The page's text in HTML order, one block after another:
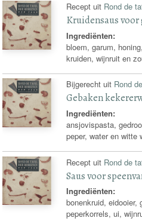
Recept uit Rond de
Kruidensaus voor
Ingrediënten:
bloem, garum,
kruiden, wijnruit en
Bijgerecht uit Rond
Gebaken
Ingrediënten:
ansjovispasta,
peper, water en witte
Recept uit Rond de
Saus voor
Ingrediënten:
bonenkruid, eidooier,
peperkorrels, ui,